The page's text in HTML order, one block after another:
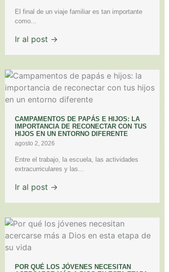
El final de un viaje familiar es tan importante
como...
Ir al post →
CAMPAMENTOS DE PAPÁS E HIJOS: LA
IMPORTANCIA DE RECONECTAR CON TUS
HIJOS EN UN ENTORNO DIFERENTE
agosto 2, 2026
Entre el trabajo, la escuela, las actividades
extracurriculares y las...
Ir al post →
POR QUÉ LOS JÓVENES NECESITAN